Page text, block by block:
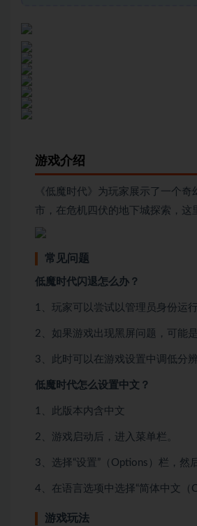
游戏介绍
《低魔时代》为玩家展示了一个
市，在危机四伏的地下城探索，
常见问题
低魔时代闪退怎么办？
1、玩家可以尝试以管理员身份运
2、如果游戏出现黑屏问题，可能
3、此时可以在游戏设置中调低分
低魔时代怎么设置中文？
1、此版本内含中文
2、游戏启动后，进入菜单栏。
3、选择“设置”（Options）栏，然
4、在语言选项中选择“简体中文（
游戏玩法